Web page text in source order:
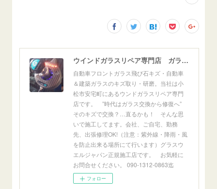
ウインドガラスリペア専門店 ガラスリペア・ヨシダ グラスウェルドジャパン 正規施工店 小松市
自動車フロントガラス飛び石キズ・自動車
＆建築ガラスのキズ取り・研磨。当社は小
松市安宅町にあるウンドガラスリペア専門
店です。 ”時代はガラス交換から修復へ”
そのキズで交換？…直るかも！ そんな思
いで施工してます。会社、ご自宅、勤務
先、出張修理OK!（注意：紫外線・降雨・風
を防止出来る場所にて行います）グラスウ
エルジャパン正規施工店です。 お気軽に
お問合せください。 090-1312-0863迄
フォロー